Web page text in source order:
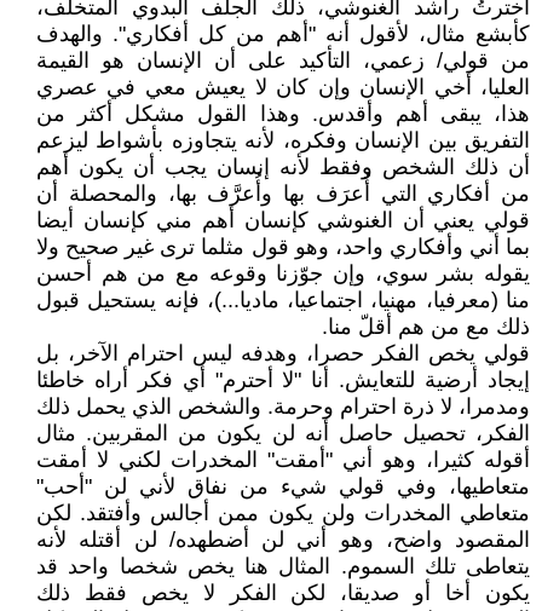
اخترتُ راشد الغنوشي، ذلك الجلف البدوي المتخلف،
كأبشع مثال، لأقول أنه "أهم من كل أفكاري". والهدف
من قولي/ زعمي، التأكيد على أن الإنسان هو القيمة
العليا، أخي الإنسان وإن كان لا يعيش معي في عصري
هذا، يبقى أهم وأقدس. وهذا القول مشكل أكثر من
التفريق بين الإنسان وفكره، لأنه يتجاوزه بأشواط ليزعم
أن ذلك الشخص وفقط لأنه إنسان يجب أن يكون أهم
من أفكاري التي أُعرَف بها وأُعرَّف بها، والمحصلة أن
قولي يعني أن الغنوشي كإنسان أهم مني كإنسان أيضا
بما أني وأفكاري واحد، وهو قول مثلما ترى غير صحيح ولا
يقوله بشر سوي، وإن جوّزنا وقوعه مع من هم أحسن
منا (معرفيا، مهنيا، اجتماعيا، ماديا...)، فإنه يستحيل قبول
ذلك مع من هم أقلّ منا.
قولي يخص الفكر حصرا، وهدفه ليس احترام الآخر، بل
إيجاد أرضية للتعايش. أنا "لا أحترم" أي فكر أراه خاطئا
ومدمرا، لا ذرة احترام وحرمة. والشخص الذي يحمل ذلك
الفكر، تحصيل حاصل أنه لن يكون من المقربين. مثال
أقوله كثيرا، وهو أني "أمقت" المخدرات لكني لا أمقت
متعاطيها، وفي قولي شيء من نفاق لأني لن "أحب"
متعاطي المخدرات ولن يكون ممن أجالس وأفتقد. لكن
المقصود واضح، وهو أني لن أضطهده/ لن أقتله لأنه
يتعاطى تلك السموم. المثال هنا يخص شخصا واحد قد
يكون أخا أو صديقا، لكن الفكر لا يخص فقط ذلك